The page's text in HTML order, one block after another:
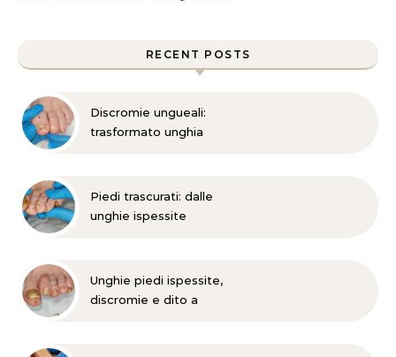
RECENT POSTS
Discromie ungueali:
trasformato unghia
Piedi trascurati: dalle
unghie ispessite
Unghie piedi ispessite,
discromie e dito a